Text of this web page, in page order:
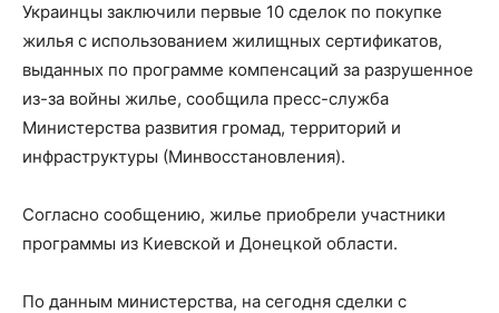
Украинцы заключили первые 10 сделок по покупке
жилья с использованием жилищных сертификатов,
выданных по программе компенсаций за разрушенное
из-за войны жилье, сообщила пресс-служба
Министерства развития громад, территорий и
инфраструктуры (Минвосстановления).
Согласно сообщению, жилье приобрели участники
программы из Киевской и Донецкой области.
По данным министерства, на сегодня сделки с